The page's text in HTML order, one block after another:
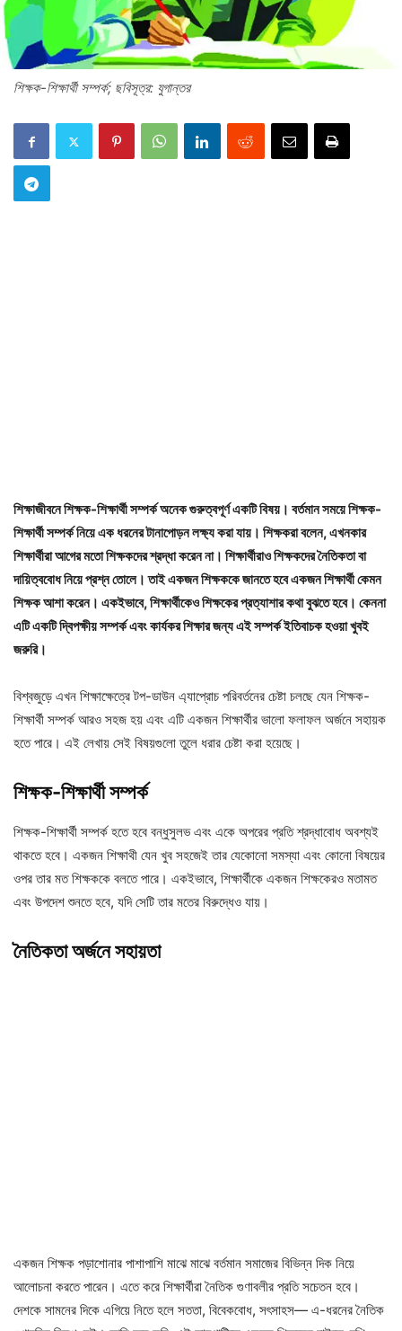
শিক্ষক-শিক্ষার্থী সম্পর্ক; ছবিসূত্র: যুগান্তর
শিক্ষাজীবনে শিক্ষক-শিক্ষার্থী সম্পর্ক অনেক গুরুত্বপূর্ণ একটি বিষয়। বর্তমান সময়ে শিক্ষক-
শিক্ষার্থী সম্পর্ক নিয়ে এক ধরনের টানাপোড়ন লক্ষ্য করা যায়। শিক্ষকরা বলেন, এখনকার
শিক্ষার্থীরা আগের মতো শিক্ষকদের শ্রদ্ধা করেন না। শিক্ষার্থীরাও শিক্ষকদের নৈতিকতা বা
দায়িত্ববোধ নিয়ে প্রশ্ন তোলে। তাই একজন শিক্ষককে জানতে হবে একজন শিক্ষার্থী কেমন
শিক্ষক আশা করেন। একইভাবে, শিক্ষার্থীকেও শিক্ষকের প্রত্যাশার কথা বুঝতে হবে। কেননা
এটি একটি দ্বিপক্ষীয় সম্পর্ক এবং কার্যকর শিক্ষার জন্য এই সম্পর্ক ইতিবাচক হওয়া খুবই
জরুরি।
বিশ্বজুড়ে এখন শিক্ষাক্ষেত্রে টপ-ডাউন এ্যাপ্রোচ পরিবর্তনের চেষ্টা চলছে যেন শিক্ষক-
শিক্ষার্থী সম্পর্ক আরও সহজ হয় এবং এটি একজন শিক্ষার্থীর ভালো ফলাফল অর্জনে সহায়ক
হতে পারে। এই লেখায় সেই বিষয়গুলো তুলে ধরার চেষ্টা করা হয়েছে।
শিক্ষক-শিক্ষার্থী সম্পর্ক
শিক্ষক-শিক্ষার্থী সম্পর্ক হতে হবে বন্ধুসুলভ এবং একে অপরের প্রতি শ্রদ্ধাবোধ অবশ্যই
থাকতে হবে। একজন শিক্ষাথী যেন খুব সহজেই তার যেকোনো সমস্যা এবং কোনো বিষয়ের
ওপর তার মত শিক্ষককে বলতে পারে। একইভাবে, শিক্ষার্থীকে একজন শিক্ষকেরও মতামত
এবং উপদেশ শুনতে হবে, যদি সেটি তার মতের বিরুদ্ধেও যায়।
নৈতিকতা অর্জনে সহায়তা
একজন শিক্ষক পড়াশোনার পাশাপাশি মাঝে মাঝে বর্তমান সমাজের বিভিন্ন দিক নিয়ে
আলোচনা করতে পারেন। এতে করে শিক্ষার্থীরা নৈতিক গুণাবলীর প্রতি সচেতন হবে।
দেশকে সামনের দিকে এগিয়ে নিতে হলে সততা, বিবেকবোধ, সৎসাহস— এ-ধরনের নৈতিক